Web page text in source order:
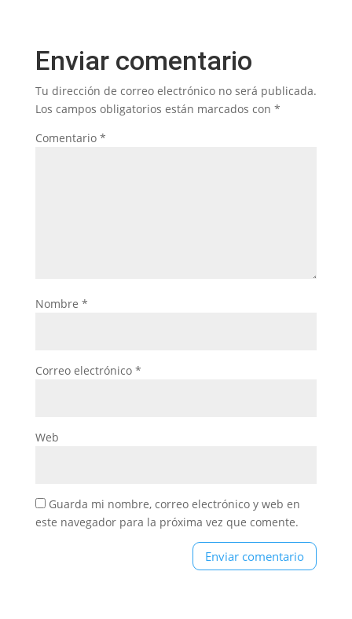
Enviar comentario
Tu dirección de correo electrónico no será publicada.
Los campos obligatorios están marcados con *
Comentario *
Nombre *
Correo electrónico *
Web
Guarda mi nombre, correo electrónico y web en
este navegador para la próxima vez que comente.